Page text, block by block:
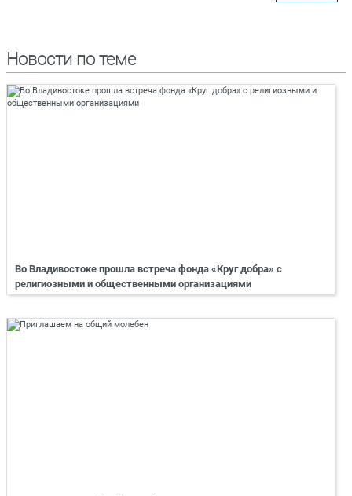
Новости по теме
Во Владивостоке прошла встреча фонда «Круг добра» с
религиозными и общественными организациями